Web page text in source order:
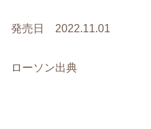
発売日 2022.11.01
ローソン出典